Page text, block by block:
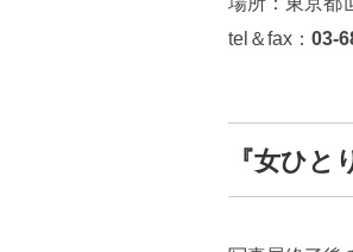
tel＆fax： 03-
『女ひと